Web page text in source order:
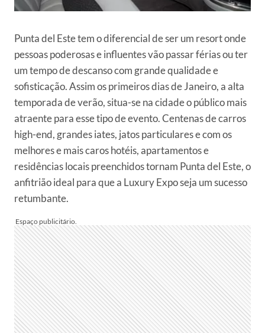
Punta del Este tem o diferencial de ser um resort onde
pessoas poderosas e influentes vão passar férias ou ter
um tempo de descanso com grande qualidade e
sofisticação. Assim os primeiros dias de Janeiro, a alta
temporada de verão, situa-se na cidade o público mais
atraente para esse tipo de evento. Centenas de carros
high-end, grandes iates, jatos particulares e com os
melhores e mais caros hotéis, apartamentos e
residências locais preenchidos tornam Punta del Este, o
anfitrião ideal para que a Luxury Expo seja um sucesso
retumbante.